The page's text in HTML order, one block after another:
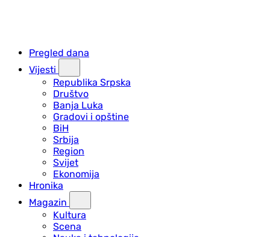
Pregled dana
Vijesti
Republika Srpska
Društvo
Banja Luka
Gradovi i opštine
BiH
Srbija
Region
Svijet
Ekonomija
Hronika
Magazin
Kultura
Scena